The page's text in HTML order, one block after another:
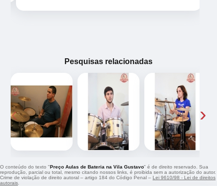
Pesquisas relacionadas
‹ ›
O conteúdo do texto "Preço Aulas de Bateria na Vila Gustavo" é de direito reservado. Sua
reprodução, parcial ou total, mesmo citando nossos links, é proibida sem a autorização do autor.
Crime de violação de direito autoral – artigo 184 do Código Penal – Lei 9610/98 - Lei de direitos
autorais